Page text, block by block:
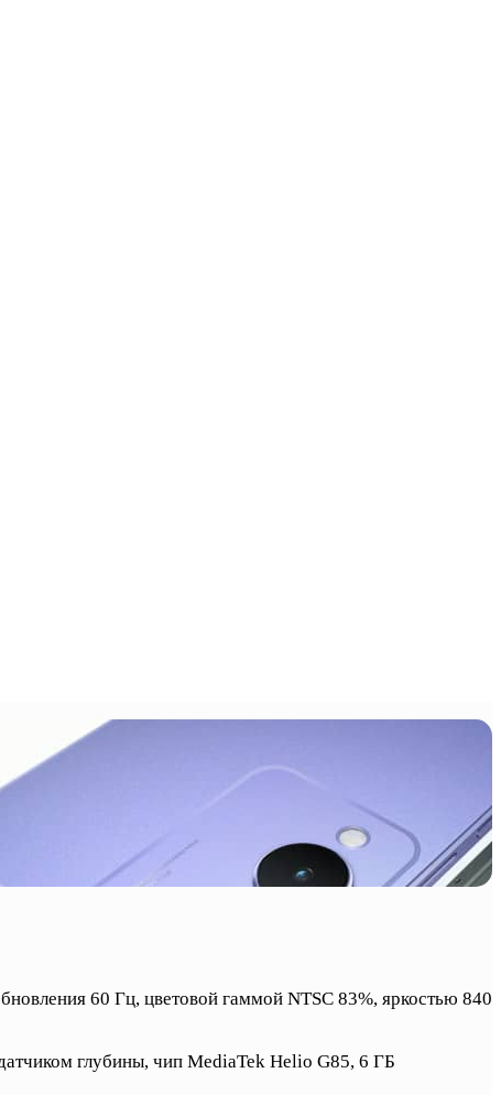
60 Гц, цветовой гаммой NTSC 83%, яркостью 840
глубины, чип MediaTek Helio G85, 6 ГБ